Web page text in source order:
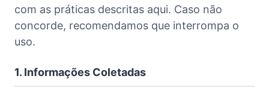
com as práticas descritas aqui. Caso não
concorde, recomendamos que interrompa o
uso.
1. Informações Coletadas